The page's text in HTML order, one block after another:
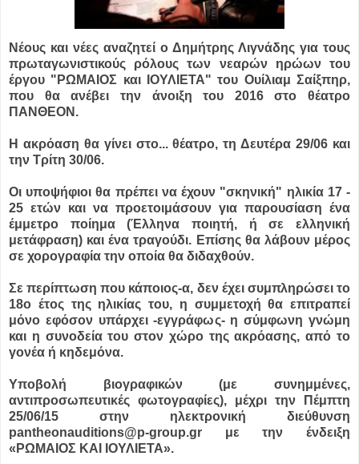
Νέους και νέες αναζητεί ο Δημήτρης Λιγνάδης για τους
πρωταγωνιστικούς ρόλους των νεαρών ηρώων του
έργου "ΡΩΜΑΙΟΣ και ΙΟΥΛΙΕΤΑ" του Ουίλιαμ Σαίξπηρ,
που θα ανέβει την άνοιξη του 2016 στο θέατρο
ΠΑΝΘΕΟΝ.
Η ακρόαση θα γίνει στο...θέατρο, τη Δευτέρα 29/06 και
την Τρίτη 30/06.
Οι υποψήφιοι θα πρέπει να έχουν "σκηνική" ηλικία 17 -
25 ετών και να προετοιμάσουν για παρουσίαση ένα
έμμετρο ποίημα (Έλληνα ποιητή, ή σε ελληνική
μετάφραση) και ένα τραγούδι. Επίσης θα λάβουν μέρος
σε χορογραφία την οποία θα διδαχθούν.
Σε περίπτωση που κάποιος-α, δεν έχει συμπληρώσει το
18ο έτος της ηλικίας του, η συμμετοχή θα επιτραπεί
μόνο εφόσον υπάρχει -εγγράφως- η σύμφωνη γνώμη
και η συνοδεία του στον χώρο της ακρόασης, από το
γονέα ή κηδεμόνα.
Υποβολή βιογραφικών (με συνημμένες,
αντιπροσωπευτικές φωτογραφίες), μέχρι την Πέμπτη
25/06/15 στην ηλεκτρονική διεύθυνση
pantheonauditions@p-group.gr με την ένδειξη
«ΡΩΜΑΙΟΣ ΚΑΙ ΙΟΥΛΙΕΤΑ».